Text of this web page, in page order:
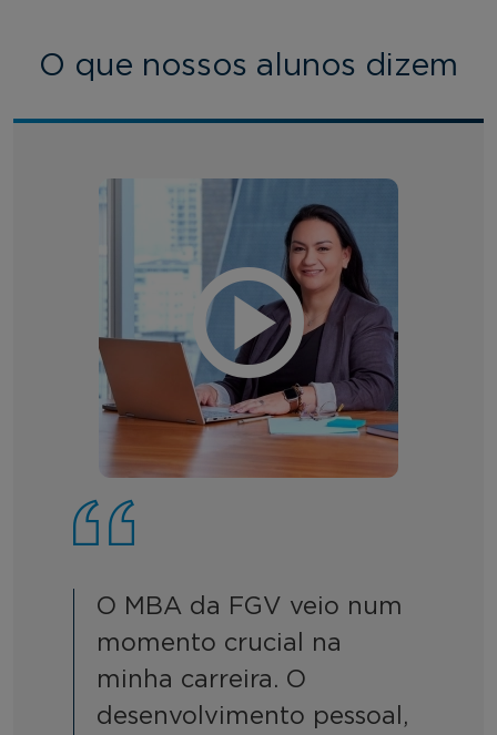
O que nossos alunos dizem
O MBA da FGV veio num
momento crucial na
minha carreira. O
desenvolvimento pessoal,